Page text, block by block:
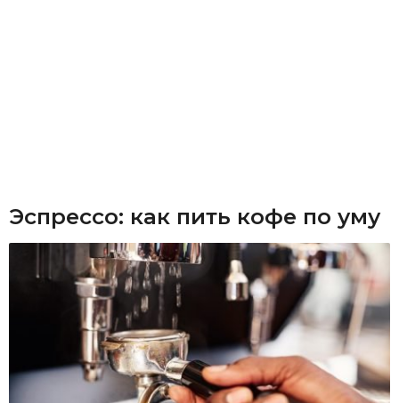
Эспрессо: как пить кофе по уму